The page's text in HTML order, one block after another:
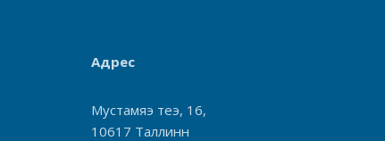
Адрес
Мустамяэ теэ, 16,
10617 Таллинн